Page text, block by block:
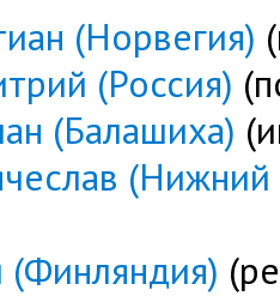
(Норвегия)
(Россия)
(Балашиха)